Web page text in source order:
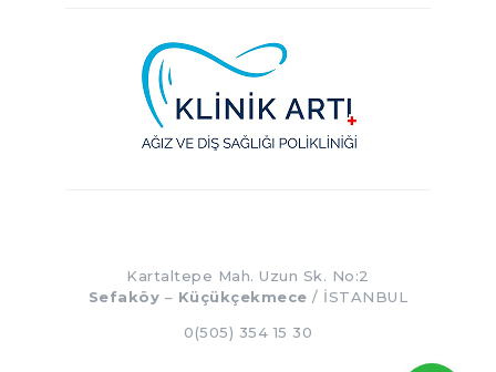
Kartaltepe Mah. Uzun Sk. No:2
Sefaköy – Küçükçekmece/ İSTANBUL
0(505) 354 15 30